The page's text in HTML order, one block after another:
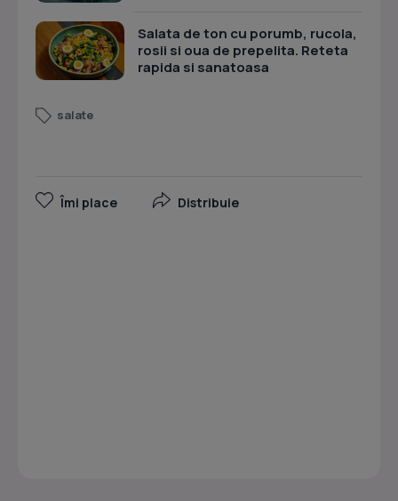
Salata de ton cu porumb, rucola,
rosii si oua de prepelita. Reteta
rapida si sanatoasa
salate
Îmi place Distribuie